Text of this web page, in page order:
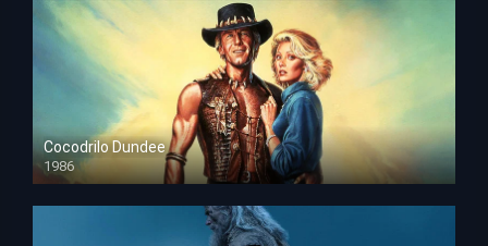
Cocodrilo Dundee
1986
HD 1080p